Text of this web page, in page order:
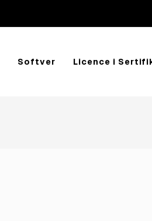
Softver Licence i